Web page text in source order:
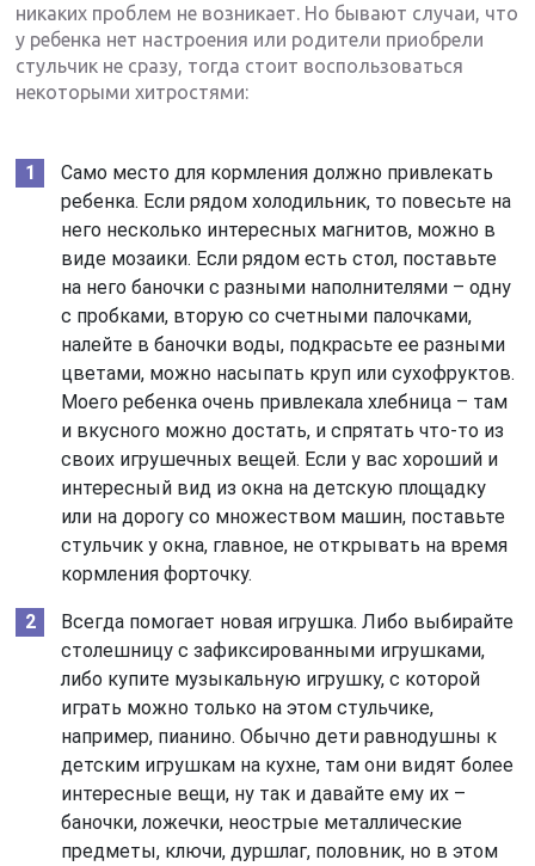
никаких проблем не возникает. Но бывают случаи, что
у ребенка нет настроения или родители приобрели
стульчик не сразу, тогда стоит воспользоваться
некоторыми хитростями:
Само место для кормления должно привлекать
ребенка. Если рядом холодильник, то повесьте на
него несколько интересных магнитов, можно в
виде мозаики. Если рядом есть стол, поставьте
на него баночки с разными наполнителями – одну
с пробками, вторую со счетными палочками,
налейте в баночки воды, подкрасьте ее разными
цветами, можно насыпать круп или сухофруктов.
Моего ребенка очень привлекала хлебница – там
и вкусного можно достать, и спрятать что-то из
своих игрушечных вещей. Если у вас хороший и
интересный вид из окна на детскую площадку
или на дорогу со множеством машин, поставьте
стульчик у окна, главное, не открывать на время
кормления форточку.
Всегда помогает новая игрушка. Либо выбирайте
столешницу с зафиксированными игрушками,
либо купите музыкальную игрушку, с которой
играть можно только на этом стульчике,
например, пианино. Обычно дети равнодушны к
детским игрушкам на кухне, там они видят более
интересные вещи, ну так и давайте ему их –
баночки, ложечки, неострые металлические
предметы, ключи, дуршлаг, половник, но в этом